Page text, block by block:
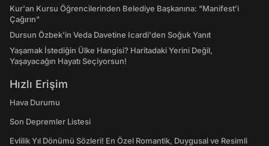
Kur'an Kursu Öğrencilerinden Belediye Başkanına: "Manifest’i
Çağırın"
Dursun Özbek'in Veda Davetine Icardi'den Soğuk Yanıt
Yaşamak İstediğin Ülke Hangisi? Haritadaki Yerini Değil,
Yaşayacağın Hayatı Seçiyorsun!
Hızlı Erişim
Hava Durumu
Son Depremler Listesi
Evlilik Yıl Dönümü Sözleri! En Özel Romantik, Duygusal ve Resimli